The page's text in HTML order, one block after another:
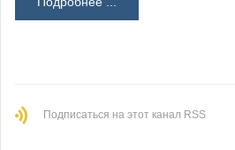
Подписаться на этот канал RSS